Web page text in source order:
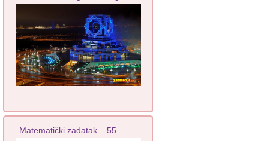
Matematički zadatak – 55.